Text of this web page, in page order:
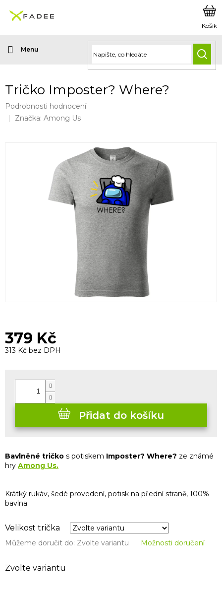
obsah
Tričko Imposter? Where?
Průměrné
hodnocení
Podrobnosti hodnocení
Značka: Among Us
379 Kč
313 Kč bez DPH
Zvolte variantu
Velikost trička
Můžeme doručit do: Zvolte variantu Možnosti doručení
Přidat do košíku
Bavlněné tričko s potiskem Imposter? Where? ze známé
hry Among Us.
Krátký rukáv, šedé provedení, potisk na přední straně, 100%
bavlna